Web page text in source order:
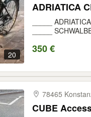
20
ADRIATICA
_____
_____
350 €
78465
CUBE